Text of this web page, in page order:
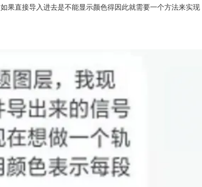
果直接导入进去是不能显示颜色得因此就需要一个方法来实现